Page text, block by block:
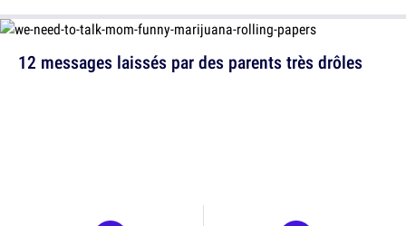
12 messages laissés par des parents très drôles